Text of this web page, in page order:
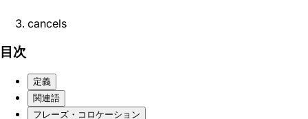
cancels
目次
定義
関連語
フレーズ・コロケーション